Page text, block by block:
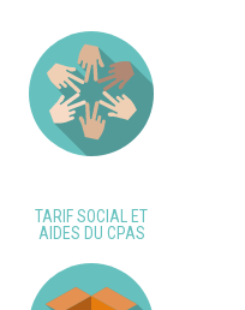
TARIF SOCIAL ET
AIDES DU CPAS